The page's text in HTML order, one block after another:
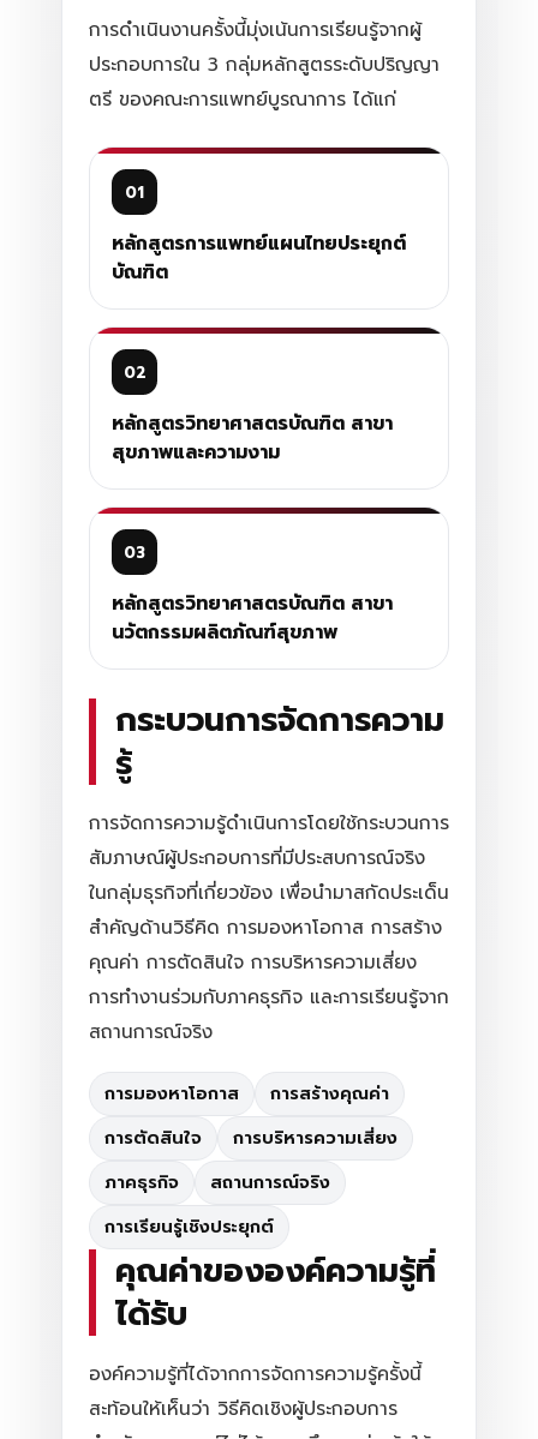
การดำเนินงานครั้งนี้มุ่งเน้นการเรียนรู้จากผู้
ประกอบการใน 3 กลุ่มหลักสูตรระดับปริญญา
ตรี ของคณะการแพทย์บูรณาการ ได้แก่
01
หลักสูตรการแพทย์แผนไทยประยุกต์
บัณฑิต
02
หลักสูตรวิทยาศาสตรบัณฑิต สาขา
สุขภาพและความงาม
03
หลักสูตรวิทยาศาสตรบัณฑิต สาขา
นวัตกรรมผลิตภัณฑ์สุขภาพ
กระบวนการจัดการความ
รู้
การจัดการความรู้ดำเนินการโดยใช้กระบวนการ
สัมภาษณ์ผู้ประกอบการที่มีประสบการณ์จริง
ในกลุ่มธุรกิจที่เกี่ยวข้อง เพื่อนำมาสกัดประเด็น
สำคัญด้านวิธีคิด การมองหาโอกาส การสร้าง
คุณค่า การตัดสินใจ การบริหารความเสี่ยง
การทำงานร่วมกับภาคธุรกิจ และการเรียนรู้จาก
สถานการณ์จริง
การมองหาโอกาส
การสร้างคุณค่า
การตัดสินใจ
การบริหารความเสี่ยง
ภาคธุรกิจ
สถานการณ์จริง
การเรียนรู้เชิงประยุกต์
คุณค่าขององค์ความรู้ที่
ได้รับ
องค์ความรู้ที่ได้จากการจัดการความรู้ครั้งนี้
สะท้อนให้เห็นว่า วิธีคิดเชิงผู้ประกอบการ